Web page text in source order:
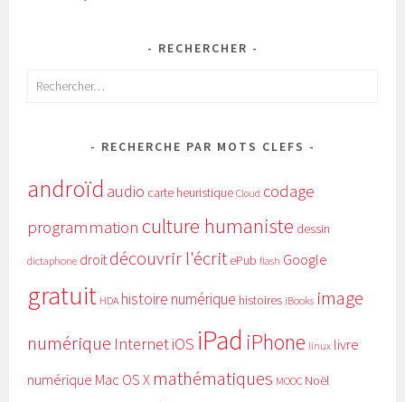
RECHERCHER
Rechercher :
RECHERCHE PAR MOTS CLEFS
androïd audio carte heuristique Cloud codage
programmation culture humaniste dessin
dictaphone droit découvrir l'écrit ePub flash Google
gratuit HDA histoire numérique histoires iBooks image
numérique InternetiOS iPad iPhone linux livre
numérique Mac OS X mathématiques MOOC Noël